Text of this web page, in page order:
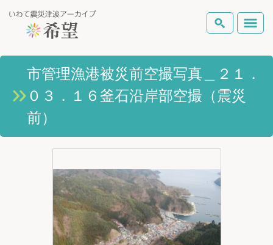
いわて震災津波アーカイブとは
岩手県の被害状況
Foreign Laguage
検索
テーマから探す
市管理漁港被災前空撮写真＿２１．
０３．１６釜石沿岸部空撮（震災
前）